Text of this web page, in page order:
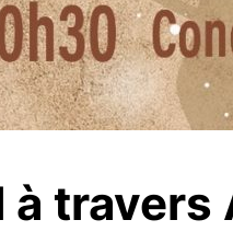
à travers